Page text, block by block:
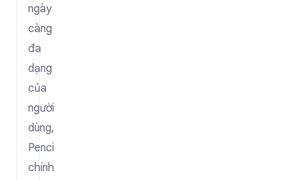
ngày
càng
đa
dạng
của
người
dùng,
Penci
chính